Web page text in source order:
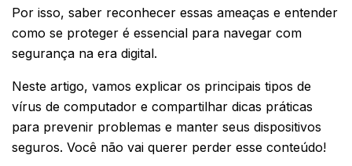
Por isso, saber reconhecer essas ameaças e entender
como se proteger é essencial para navegar com
segurança na era digital.
Neste artigo, vamos explicar os principais tipos de
vírus de computador e compartilhar dicas práticas
para prevenir problemas e manter seus dispositivos
seguros. Você não vai querer perder esse conteúdo!